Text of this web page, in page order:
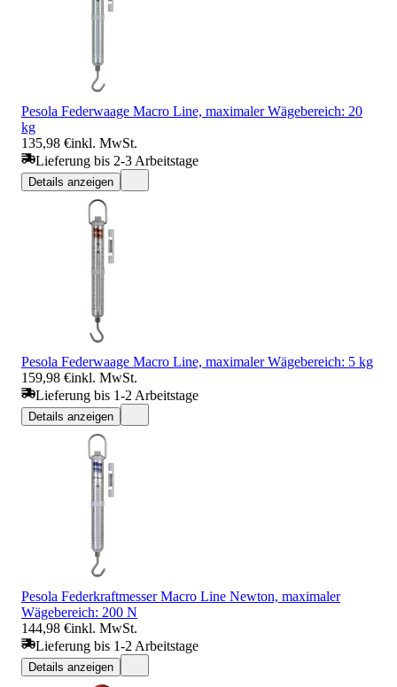
Pesola Federwaage Macro Line, maximaler Wägebereich: 20
kg
135,98 €inkl. MwSt.
Lieferung bis 2-3 Arbeitstage
Details anzeigen
Pesola Federwaage Macro Line, maximaler Wägebereich: 5 kg
159,98 €inkl. MwSt.
Lieferung bis 1-2 Arbeitstage
Details anzeigen
Pesola Federkraftmesser Macro Line Newton, maximaler
Wägebereich: 200 N
144,98 €inkl. MwSt.
Lieferung bis 1-2 Arbeitstage
Details anzeigen